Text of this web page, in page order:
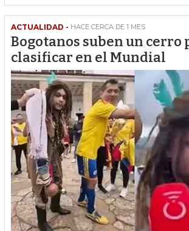
ACTUALIDAD - HACE CERCA DE 1 MES
Bogotanos suben un cerro
clasificar en el Mundial